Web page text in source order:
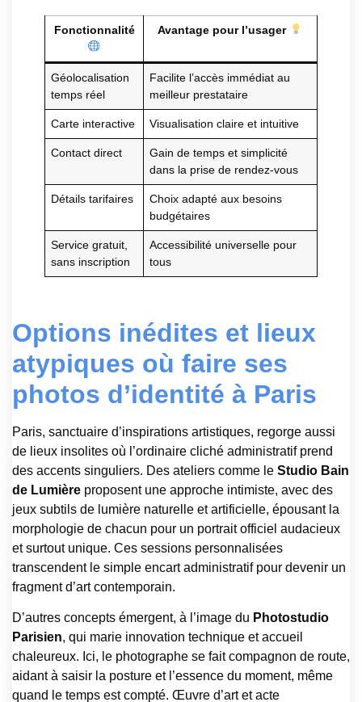
Fonctionnalité Avantage pour l’usager
Géolocalisation
temps réel
Facilite l’accès immédiat au
meilleur prestataire
Carte interactive Visualisation claire et intuitive
Contact direct
Gain de temps et simplicité
dans la prise de rendez-vous
Détails tarifaires
Choix adapté aux besoins
budgétaires
Service gratuit,
sans inscription
Accessibilité universelle pour
tous
Options inédites et lieux
atypiques où faire ses
photos d’identité à Paris
Paris, sanctuaire d’inspirations artistiques, regorge aussi
de lieux insolites où l’ordinaire cliché administratif prend
des accents singuliers. Des ateliers comme le Studio Bain
de Lumière proposent une approche intimiste, avec des
jeux subtils de lumière naturelle et artificielle, épousant la
morphologie de chacun pour un portrait officiel audacieux
et surtout unique. Ces sessions personnalisées
transcendent le simple encart administratif pour devenir un
fragment d’art contemporain.
D’autres concepts émergent, à l’image du Photostudio
Parisien, qui marie innovation technique et accueil
chaleureux. Ici, le photographe se fait compagnon de route,
aidant à saisir la posture et l’essence du moment, même
quand le temps est compté. Œuvre d’art et acte